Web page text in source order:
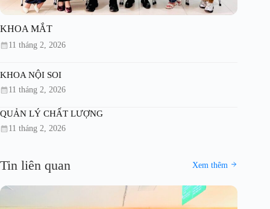
KHOA MẮT
11 tháng 2, 2026
KHOA NỘI SOI
11 tháng 2, 2026
QUẢN LÝ CHẤT LƯỢNG
11 tháng 2, 2026
Tin liên quan Xem thêm